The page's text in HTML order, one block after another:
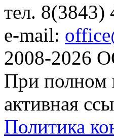
тел. 8(3843)
e-mail:
2008-2026
При полном
активная
Политика